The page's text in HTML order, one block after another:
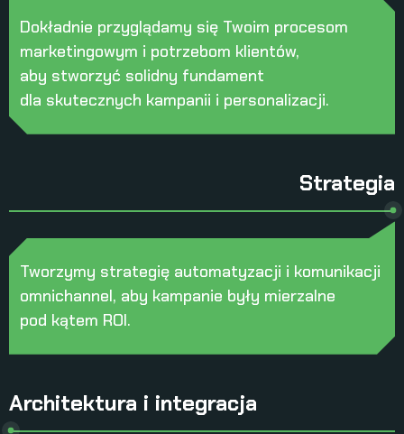
Dokładnie przyglądamy się Twoim procesom
marketingowym i potrzebom klientów,
aby stworzyć solidny fundament
dla skutecznych kampanii i personalizacji.
Strategia
Tworzymy strategię automatyzacji i komunikacji
omnichannel, aby kampanie były mierzalne
pod kątem ROI.
Architektura i integracja